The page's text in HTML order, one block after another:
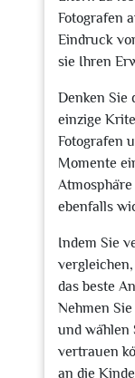
Fotografen
Eindruck
sie Ihren
Denken Sie
einzige
Fotografen
Momente
ebenfalls
Indem Sie
das beste
Nehmen
und wählen
vertrauen
an die